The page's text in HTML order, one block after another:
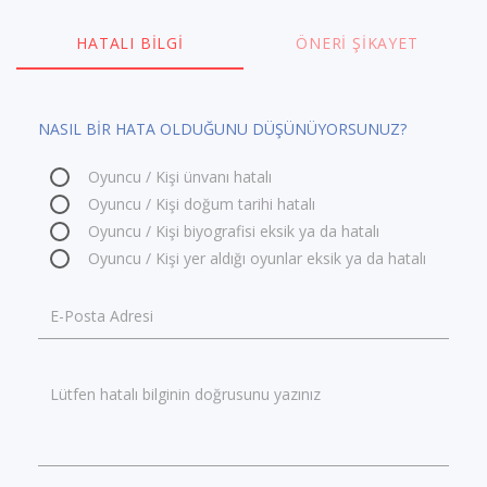
HATALI BILGI ÖNERI ŞIKAYET
NASIL BİR HATA OLDUĞUNU DÜŞÜNÜYORSUNUZ?
Oyuncu / Kişi ünvanı hatalı
Oyuncu / Kişi doğum tarihi hatalı
Oyuncu / Kişi biyografisi eksik ya da hatalı
Oyuncu / Kişi yer aldığı oyunlar eksik ya da hatalı
E-Posta Adresi
Lütfen hatalı bilginin doğrusunu yazınız